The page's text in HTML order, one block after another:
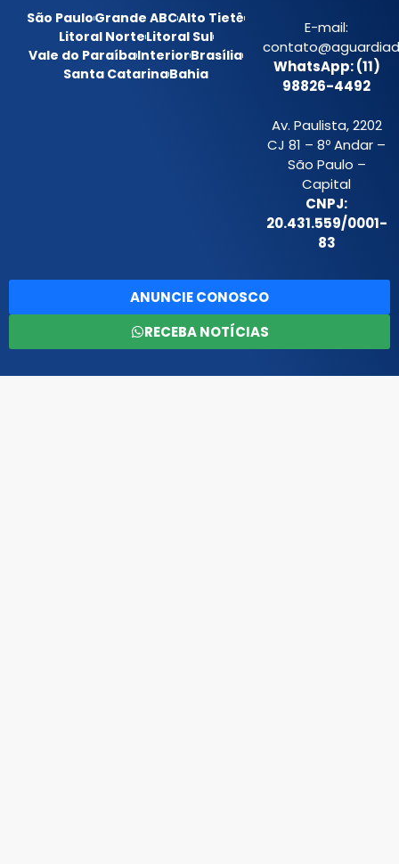
São PauloGrande ABCAlto Tietê
Litoral NorteLitoral Sul
Vale do ParaíbaInteriorBrasília
Santa CatarinaBahia
E-mail:
WhatsApp: (11)
98826-4492
Av. Paulista, 2202
CJ 81 – 8º Andar –
São Paulo –
Capital
CNPJ:
20.431.559/0001-
83
ANUNCIE CONOSCO
RECEBA NOTÍCIAS